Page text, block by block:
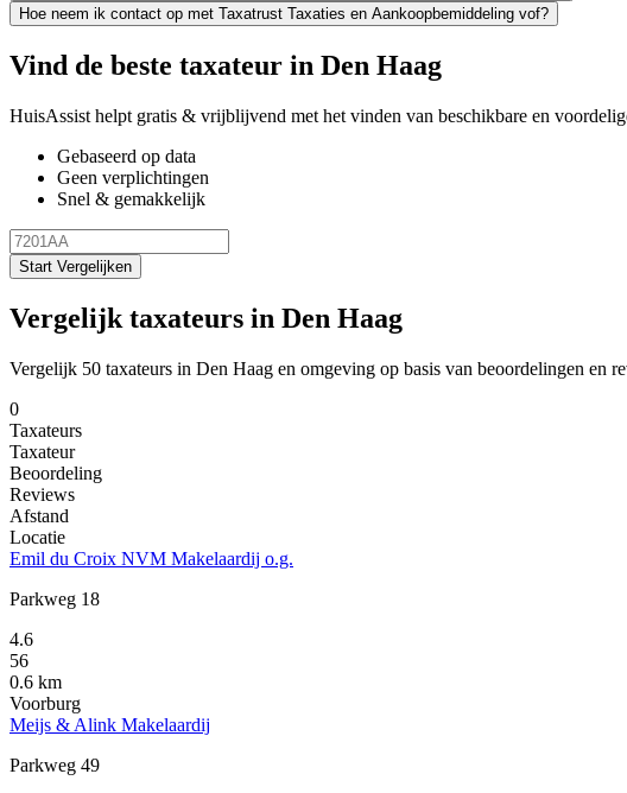
Hoe neem ik contact op met Taxatrust Taxaties en Aankoopbemiddeling vof?
Vind de beste taxateur in Den Haag
HuisAssist helpt gratis & vrijblijvend met het vinden van beschikbare en
Gebaseerd op data
Geen verplichtingen
Snel & gemakkelijk
Start Vergelijken
Vergelijk taxateurs in Den Haag
Vergelijk 50 taxateurs in Den Haag en omgeving op basis van beoordelingen en
0
Taxateurs
Taxateur
Beoordeling
Reviews
Afstand
Locatie
Emil du Croix NVM Makelaardij o.g.
Parkweg 18
4.6
56
0.6 km
Voorburg
Meijs & Alink Makelaardij
Parkweg 49